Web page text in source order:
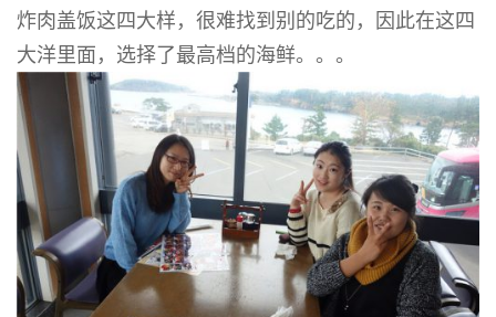
炸肉盖饭这四大样，很难找到别的吃的，因此在这四
大洋里面，选择了最高档的海鲜。。。